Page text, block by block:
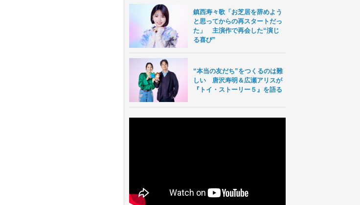
鎮西寿々歌「お芝居を辞めよう
と思ってからの再スタートだっ
た」 主演作で再会した“演じ
る喜び”
“本当の友だち”をつくるのは難
しい 唐沢寿明＆広瀬アリスが
『トイ・ストーリー５』を語る